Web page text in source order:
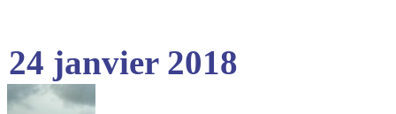
24 janvier 2018